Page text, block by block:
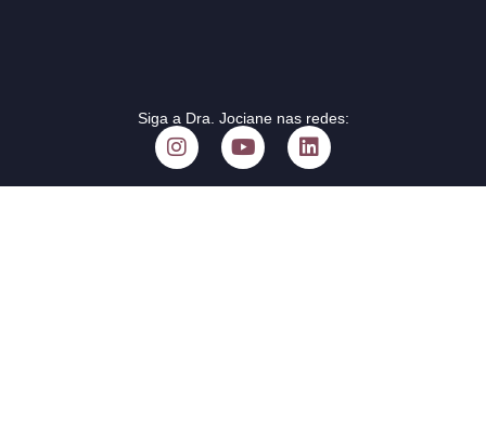
Siga a Dra. Jociane nas redes: